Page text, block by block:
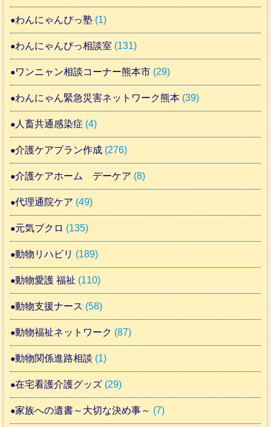
わんにゃんぴっ塾 (1)
わんにゃんぴっ相談室 (131)
ワンニャン相談コーナー熊本市 (29)
わんにゃん緊急災害ネットワーク熊本 (39)
人畜共通感染症 (4)
介護ケアプラン作成 (276)
介護ケアホーム デーケア (8)
代理通院ケア (49)
元気ブクロ (135)
動物リハビリ (189)
動物愛護 福祉 (110)
動物支援ナース (58)
動物福祉ネットワーク (87)
動物関係進路相談 (1)
在宅看護介護グッズ (29)
家族への遺書～大切な決め事～ (7)